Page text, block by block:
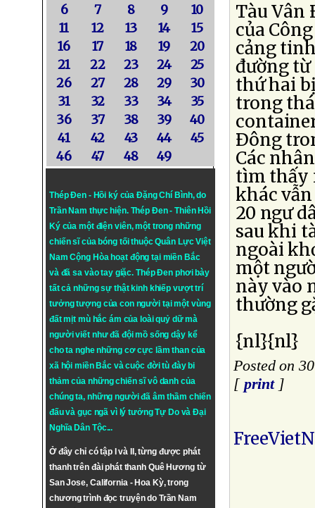
6
7 8 9
10
11
12 13 14
15
16
17 18 19
20
21
22 23 24
25
26
27 28 29
30
31
32 33 34
35
36
37 38 39
40
41
42 43 44
45
46
47 48 49
Thép Đen - Hồi ký của Đặng Chí Bình, do
Trần Nam thực hiện. Thép Đen- Thiên Hồi
Ký của một điện viên, một trong những
chiến sĩ của bóng tối thuộc Quân Lực Việt
Nam Cộng Hòa hoạt động tại miền Bắc
và đã sa vào tay giặc. Thép Đen phơi bày
tất cả những sự thật kinh khiếp vượt trí
tưởng tượng của con người tại một vùng
đất mịt mù hắc ám của loài quỷ dữ mà
người viết như đã đội mồ sống dậy kể
cho ta nghe những cơ cực lầm than của
xã hội miền Bắc và cuộc đời tù đày bi
thảm của những chiến sĩ vô danh của
chúng ta, những người đã âm thầm chiến
đấu và gục ngã vì lý tưởngTự DovàĐại
Nghĩa Dân Tộc...
Ở đây chỉ có tập I và II, từng được phát
thanh trên đài phát thanh Quê Hương từ
San Jose, California - Hoa Kỳ, trong
chương trình đọc truyện do Trần Nam
Tàu Vân
của
cảng
đường từ
thứ hai
trong
Ðông
Các
tìm thấy
khác
20 ngư
sau khi
ngoài
một
này vào
thường
{nl}{nl}
Posted on
[ print]